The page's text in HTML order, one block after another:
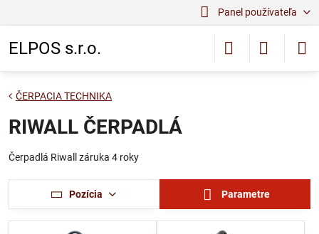
Panel používateľa
ELPOS s.r.o.
ČERPACIA TECHNIKA
RIWALL ČERPADLÁ
Čerpadlá Riwall záruka 4 roky
Pozícia Parametre